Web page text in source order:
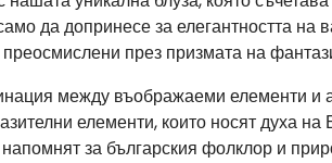
да допринесе за елегантността
през призмата на
между въображаеми елементи и
елементи, които носят духа
за българския фолклор и